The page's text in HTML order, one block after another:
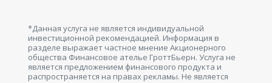
*Данная услуга не является индивидуальной
инвестиционной рекомендацией. Информация в
разделе выражает частное мнение Акционерного
общества Финансовое ателье ГроттБьерн. Услуга не
является предложением финансового продукта и
распространяется на правах рекламы. Не является